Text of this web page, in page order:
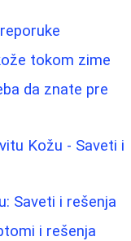
tokom zime
da znate pre
Kožu - Saveti i
Saveti i rešenja
i rešenja